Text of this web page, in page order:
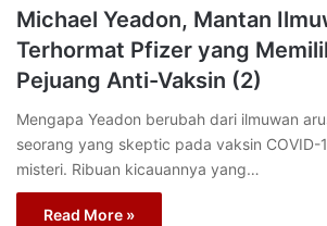
Michael Yeadon, Mantan
Terhormat Pfizer yang
Pejuang Anti-Vaksin (2)
Mengapa Yeadon berubah dari ilmuwan
seorang yang skeptic pada vaksin COVID-
misteri. Ribuan kicauannya yang…
Read More »